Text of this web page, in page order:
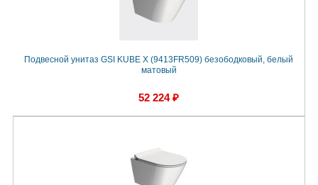
Подвесной унитаз GSI KUBE X (9413FR509) безободковый, белый
матовый
52 224 ₽